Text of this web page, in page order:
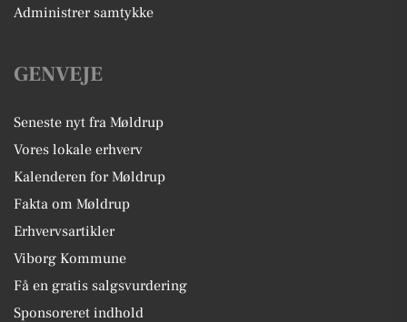
Administrer samtykke
GENVEJE
Seneste nyt fra Møldrup
Vores lokale erhverv
Kalenderen for Møldrup
Fakta om Møldrup
Erhvervsartikler
Viborg Kommune
Få en gratis salgsvurdering
Sponsoreret indhold